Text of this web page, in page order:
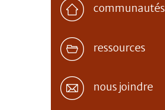
communautés
ressources
nous joindre